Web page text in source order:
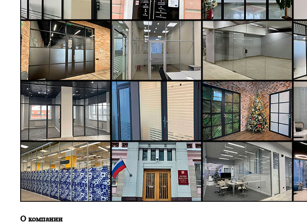
О компании